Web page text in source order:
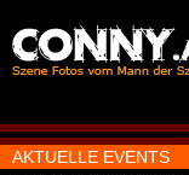
AKTUELLE EVENTS